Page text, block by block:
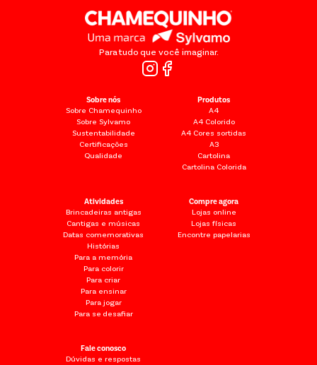
Para tudo que você imaginar.
Sobre nós
Sobre Chamequinho
Sobre Sylvamo
Sustentabilidade
Certificações
Qualidade
Produtos
A4
A4 Colorido
A4 Cores sortidas
A3
Cartolina
Cartolina Colorida
Atividades
Brincadeiras antigas
Cantigas e músicas
Datas comemorativas
Histórias
Para a memória
Para colorir
Para criar
Para ensinar
Para jogar
Para se desafiar
Compre agora
Lojas online
Lojas físicas
Encontre papelarias
Fale conosco
Dúvidas e respostas